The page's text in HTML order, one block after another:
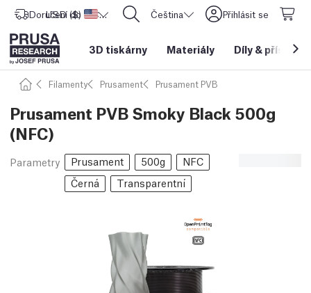
Doručení do Spojené státy americké
USD ($) CORE One L: Nyní skladem! Čeština Přihlásit se
3D tiskárny Materiály Díly &
Filamenty Prusament Prusament PVB
Prusament PVB Smoky Black 500g
(NFC)
Parametry Prusament 500g
NFC
Černá
Transparentní